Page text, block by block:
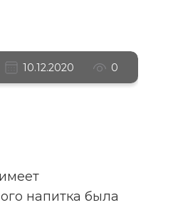
10.12.2020 0
напитка была